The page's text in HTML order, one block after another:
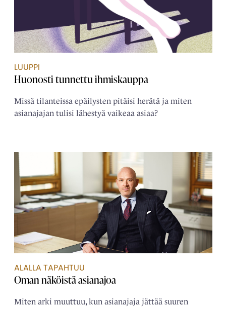
LUUPPI
Huonosti tunnettu ihmiskauppa
Missä tilanteissa epäilysten pitäisi herätä ja miten
asianajajan tulisi lähestyä vaikeaa asiaa?
ALALLA TAPAHTUU
Oman näköistä ­asianajoa
Miten arki muuttuu, kun asianajaja jättää suuren